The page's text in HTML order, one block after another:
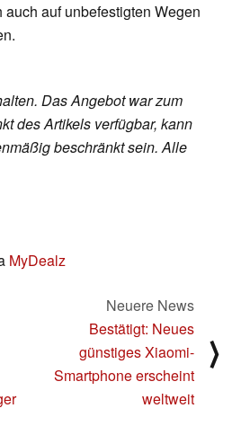
auf unbefestigten Wegen
Das Angebot war zum
des Artikels verfügbar, kann
beschränkt sein. Alle
MyDealz
Neuere News
Bestätigt: Neues
günstiges Xiaomi-
Smartphone erscheint
weltweit
⟩